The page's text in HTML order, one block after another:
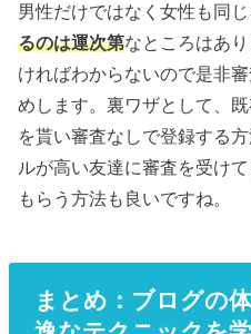
男性だけではなく女性も同
るのは運次第なところはあ
ければわからないので是非
めします。裏ワザとして、
を貰い審査なしで登録する
ルが高い友達に審査を受け
もらう方法も良いですね。
まとめ：ブログの